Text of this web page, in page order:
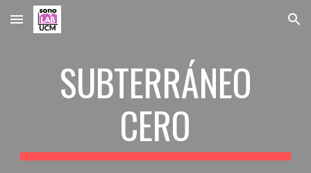
Skip to main content Skip to navigation
SUBTERRÁNEO
CERO